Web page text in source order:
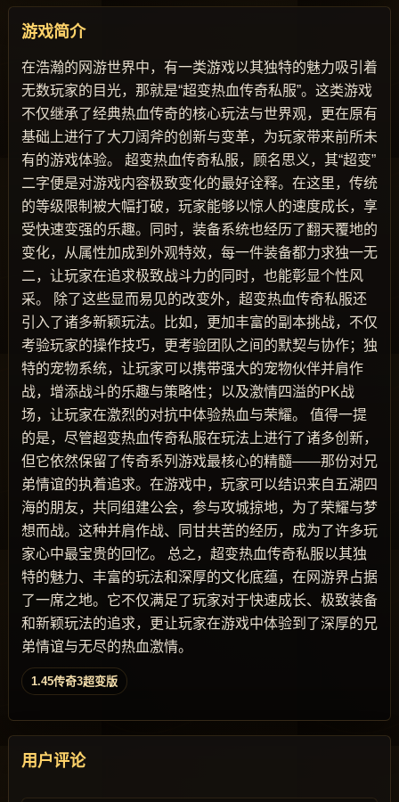
游戏简介
在浩瀚的网游世界中，有一类游戏以其独特的魅力吸引着
无数玩家的目光，那就是“超变热血传奇私服”。这类游戏
不仅继承了经典热血传奇的核心玩法与世界观，更在原有
基础上进行了大刀阔斧的创新与变革，为玩家带来前所未
有的游戏体验。 超变热血传奇私服，顾名思义，其“超变”
二字便是对游戏内容极致变化的最好诠释。在这里，传统
的等级限制被大幅打破，玩家能够以惊人的速度成长，享
受快速变强的乐趣。同时，装备系统也经历了翻天覆地的
变化，从属性加成到外观特效，每一件装备都力求独一无
二，让玩家在追求极致战斗力的同时，也能彰显个性风
采。 除了这些显而易见的改变外，超变热血传奇私服还
引入了诸多新颖玩法。比如，更加丰富的副本挑战，不仅
考验玩家的操作技巧，更考验团队之间的默契与协作；独
特的宠物系统，让玩家可以携带强大的宠物伙伴并肩作
战，增添战斗的乐趣与策略性；以及激情四溢的PK战
场，让玩家在激烈的对抗中体验热血与荣耀。 值得一提
的是，尽管超变热血传奇私服在玩法上进行了诸多创新，
但它依然保留了传奇系列游戏最核心的精髓——那份对兄
弟情谊的执着追求。在游戏中，玩家可以结识来自五湖四
海的朋友，共同组建公会，参与攻城掠地，为了荣耀与梦
想而战。这种并肩作战、同甘共苦的经历，成为了许多玩
家心中最宝贵的回忆。 总之，超变热血传奇私服以其独
特的魅力、丰富的玩法和深厚的文化底蕴，在网游界占据
了一席之地。它不仅满足了玩家对于快速成长、极致装备
和新颖玩法的追求，更让玩家在游戏中体验到了深厚的兄
弟情谊与无尽的热血激情。
1.45传奇3超变版
用户评论